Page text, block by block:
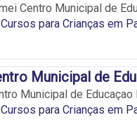
Centro Municipal de
Cursos para Crianças em
Municipal de
Municipal de
Cursos para Crianças em